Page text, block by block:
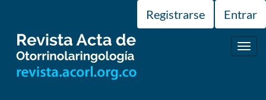
principal
Barra
lateral
Registrarse Entrar